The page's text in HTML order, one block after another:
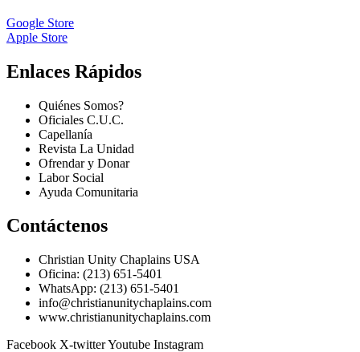
Google Store
Apple Store
Enlaces Rápidos
Quiénes Somos?
Oficiales C.U.C.
Capellanía
Revista La Unidad
Ofrendar y Donar
Labor Social
Ayuda Comunitaria
Contáctenos
Christian Unity Chaplains USA
Oficina: (213) 651-5401
WhatsApp: (213) 651-5401
info@christianunitychaplains.com
www.christianunitychaplains.com
Facebook X-twitterYoutube Instagram